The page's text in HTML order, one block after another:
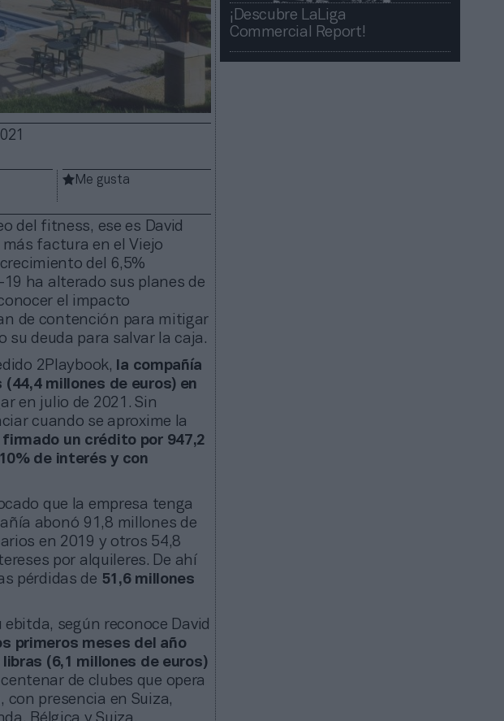
Me gusta
del fitness, ese es David
factura en el Viejo
del 6,5%
ha alterado sus planes de
el impacto
de contención para mitigar
su deuda para salvar la caja.
2Playbook,
la compañía
millones de euros) en
en julio de 2021. Sin
cuando se aproxime la
firmado un crédito por 947,2
de interés y con
que la empresa tenga
abonó 91,8 millones de
en 2019 y otros 54,8
por alquileres. De ahí
pérdidas de 51,6 millones
según reconoce David
primeros meses del año
(6,1 millones de euros)
de clubes que opera
con presencia en Suiza,
¡Descubre LaLiga
Commercial Report!​​